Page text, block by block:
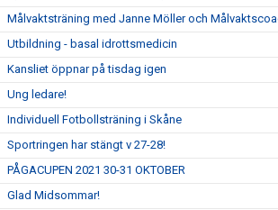
Målvaktsträning med Janne Möller och
Utbildning - basal idrottsmedicin
Kansliet öppnar på tisdag igen
Ung ledare!
Individuell Fotbollsträning i Skåne
Sportringen har stängt v 27-28!
PÅGACUPEN 2021 30-31 OKTOBER
Glad Midsommar!